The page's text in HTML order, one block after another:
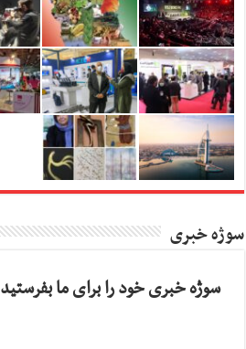
سوژه خبری
سوژه خبری خود را برای ما بفرستید